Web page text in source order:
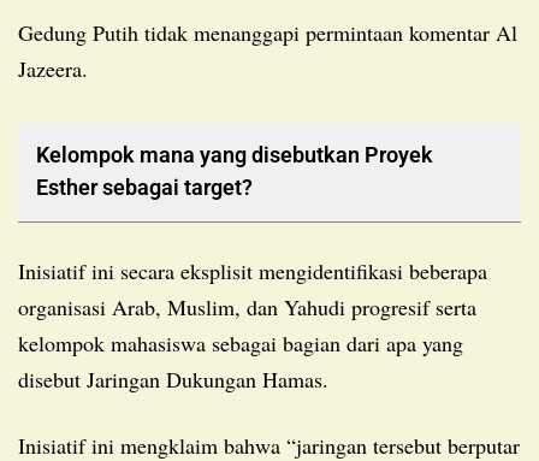
Gedung Putih tidak menanggapi permintaan komentar Al
Jazeera.
Kelompok mana yang disebutkan Proyek
Esther sebagai target?
Inisiatif ini secara eksplisit mengidentifikasi beberapa
organisasi Arab, Muslim, dan Yahudi progresif serta
kelompok mahasiswa sebagai bagian dari apa yang
disebut Jaringan Dukungan Hamas.
Inisiatif ini mengklaim bahwa “jaringan tersebut berputar